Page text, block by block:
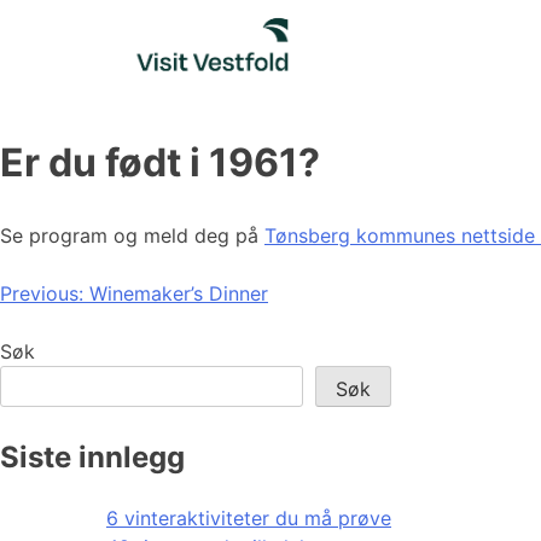
Er du født i 1961?
Se program og meld deg på Tønsberg kommunes nettside
Innleggsnavigasjon
Previous: Winemaker’s Dinner
Søk
Søk
Siste innlegg
6 vinteraktiviteter du må prøve